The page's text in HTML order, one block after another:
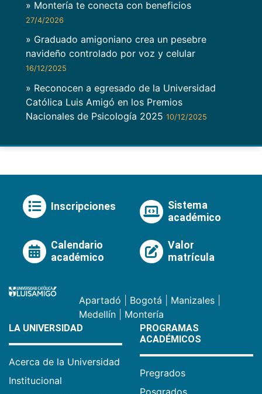
» Montería te conecta con beneficios
27/4/2026
» Graduado amigoniano crea un pesebre
navideño controlado por voz y celular
16/12/2025
» Reconocen a egresado de la Universidad
Católica Luis Amigó en los Premios
Nacionales de Psicología 2025 10/12/2025
Inscripciones
Sistema
académico
Calendario
académico
Valor
matrícula
Apartadó Bogotá Manizales
Medellín
Montería
LA UNIVERSIDAD
Acerca de la Universidad
Institucional
PROGRAMAS
ACADÉMICOS
Pregrados
Posgrados